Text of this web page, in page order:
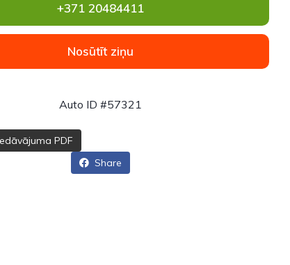
+371 20484411
Nosūtīt ziņu
Auto ID #57321
PDF
Share